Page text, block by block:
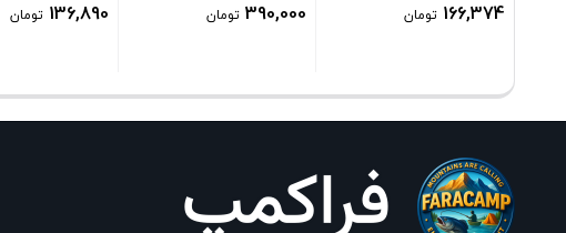
166,374 تومان 390,000 تومان 136,890 تومان